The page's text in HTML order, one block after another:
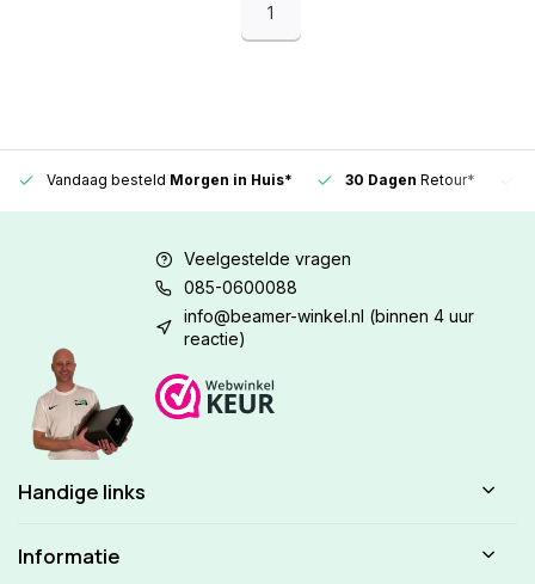
1
Vandaag besteld Morgen in Huis* 30 Dagen Retour*
Veelgestelde vragen
085-0600088
info@beamer-winkel.nl (binnen 4 uur
reactie)
Handige links
Informatie